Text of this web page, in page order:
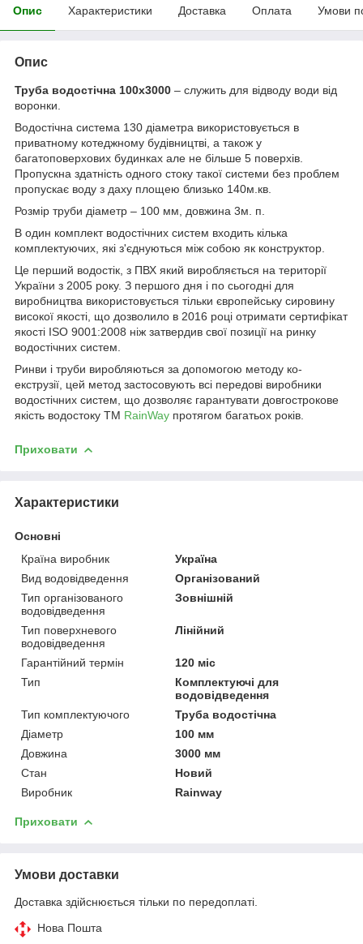
Опис Характеристики Доставка Оплата Умови
Опис
Труба водостічна 100х3000 – служить для відводу води від
воронки.
Водостічна система 130 діаметра використовується в
приватному котеджному будівництві, а також у
багатоповерхових будинках але не більше 5 поверхів.
Пропускна здатність одного стоку такої системи без проблем
пропускає воду з даху площею близько 140м.кв.
Розмір труби діаметр – 100 мм, довжина 3м. п.
В один комплект водостічних систем входить кілька
комплектуючих, які з'єднуються між собою як конструктор.
Це перший водостік, з ПВХ який виробляється на території
України з 2005 року. З першого дня і по сьогодні для
виробництва використовується тільки європейську сировину
високої якості, що дозволило в 2016 році отримати сертифікат
якості ISO 9001:2008 ніж затвердив свої позиції на ринку
водостічних систем.
Ринви і труби виробляються за допомогою методу ко-
екструзії, цей метод застосовують всі передові виробники
водостічних систем, що дозволяє гарантувати довгострокове
якість водостоку ТМ RainWay протягом багатьох років.
Приховати
Характеристики
Основні
Країна виробник
Україна
Вид водовідведення
Організований
Тип організованого
водовідведення
Зовнішній
Тип поверхневого
водовідведення
Лінійний
Гарантійний термін
120 міс
Тип
Комплектуючі для
водовідведення
Тип комплектуючого
Труба водостічна
Діаметр
100 мм
Довжина
3000 мм
Стан
Новий
Виробник
Rainway
Приховати
Умови доставки
Доставка здійснюється тільки по передоплаті.
Нова Пошта